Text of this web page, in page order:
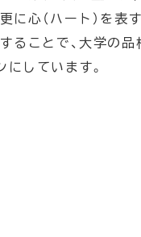
に心（ハート）を表
ることで、大学の
しています。